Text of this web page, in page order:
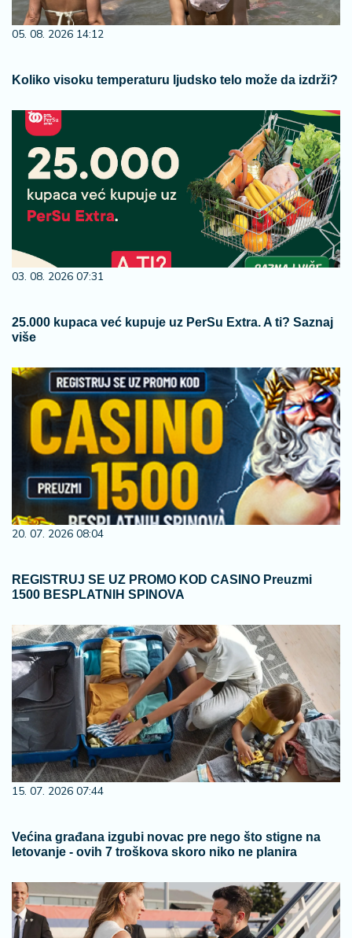
05. 08. 2026 14:12
Koliko visoku temperaturu ljudsko telo može da izdrži?
03. 08. 2026 07:31
25.000 kupaca već kupuje uz PerSu Extra. A ti? Saznaj
više
20. 07. 2026 08:04
REGISTRUJ SE UZ PROMO KOD CASINO Preuzmi
1500 BESPLATNIH SPINOVA
15. 07. 2026 07:44
Većina građana izgubi novac pre nego što stigne na
letovanje - ovih 7 troškova skoro niko ne planira